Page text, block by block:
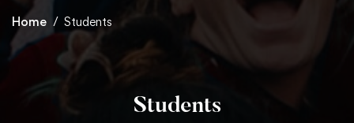
Home Students
Students